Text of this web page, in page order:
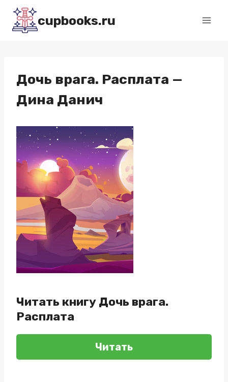
Перейти
содержимому
cupbooks.ru
Дочь врага. Расплата —
Дина Данич
Читать книгу Дочь врага.
Расплата
Читать